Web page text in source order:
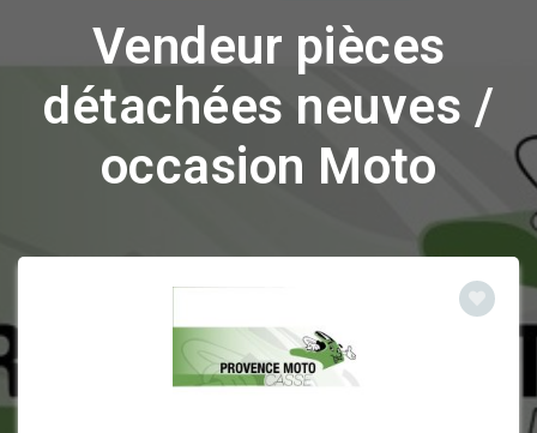
Vendeur pièces
détachées neuves /
occasion Moto